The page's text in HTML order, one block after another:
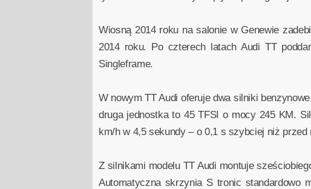
Wiosną 2014 roku na salonie w Genewie
2014 roku. Po czterech latach Audi TT
Singleframe.
W nowym TT Audi oferuje dwa silniki
druga jednostka to 45 TFSI o mocy 245 KM.
km/h w 4,5 sekundy – o 0,1 s szybciej niż
Z silnikami modelu TT Audi montuje
Automatyczna skrzynia S tronic standardowo